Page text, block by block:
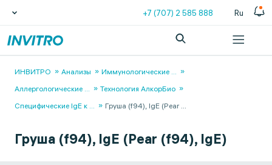
+7 (707) 2 585 888 Ru
ИНВИТРО Анализы Иммунологические ...
Аллергологические ...
Технология АлкорБио
Специфические IgЕ к ... Груша (f94), IgE (Pear ...
Груша (f94), IgE (Pear (f94), IgE)